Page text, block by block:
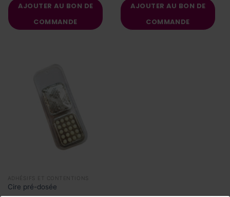
AJOUTER AU BON DE
COMMANDE
AJOUTER AU BON DE
COMMANDE
ADHÉSIFS ET CONTENTIONS
Cire pré-dosée